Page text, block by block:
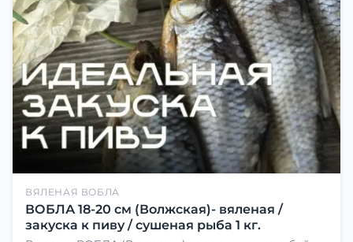
ВЯЛЕНАЯ ВОБЛА
ВОБЛА 18-20 см (Волжская)- вяленая /
закуска к пиву / сушеная рыба 1 кг.